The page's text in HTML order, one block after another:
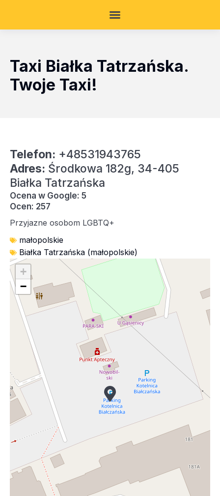
Taxi Białka Tatrzańska.
Twoje Taxi!
Telefon: +48531943765
Adres: Środkowa 182g, 34-405
Białka Tatrzańska
Ocena w Google: 5
Ocen: 257
Przyjazne osobom LGBTQ+
małopolskie
Białka Tatrzańska (małopolskie)
+
−